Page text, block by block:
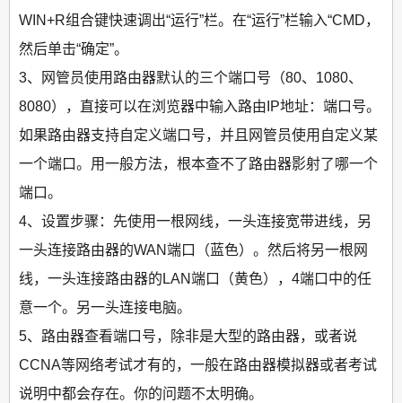
WIN+R组合键快速调出“运行”栏。在“运行”栏输入“CMD，
然后单击“确定”。
3、网管员使用路由器默认的三个端口号（80、1080、
8080），直接可以在浏览器中输入路由IP地址：端口号。
如果路由器支持自定义端口号，并且网管员使用自定义某
一个端口。用一般方法，根本查不了路由器影射了哪一个
端口。
4、设置步骤：先使用一根网线，一头连接宽带进线，另
一头连接路由器的WAN端口（蓝色）。然后将另一根网
线，一头连接路由器的LAN端口（黄色），4端口中的任
意一个。另一头连接电脑。
5、路由器查看端口号，除非是大型的路由器，或者说
CCNA等网络考试才有的，一般在路由器模拟器或者考试
说明中都会存在。你的问题不太明确。